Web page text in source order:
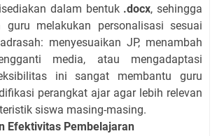
dalam bentuk .docx, sehingga
guru melakukan personalisasi sesuai
menyesuaikan JP, menambah
media, atau mengadaptasi
ini sangat membantu guru
perangkat ajar agar lebih relevan
siswa masing-masing.
Efektivitas Pembelajaran